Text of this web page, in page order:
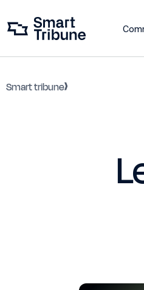
Smart tribune